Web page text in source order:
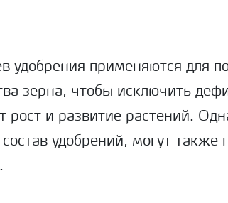
удобрения применяются для
зерна, чтобы исключить
рост и развитие растений.
удобрений, могут также